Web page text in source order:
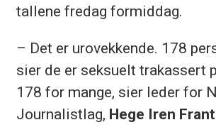
tallene fredag formiddag.
– Det er urovekkende. 178
sier de er seksuelt trakassert
178 for mange, sier leder for
Journalistlag, Hege Iren